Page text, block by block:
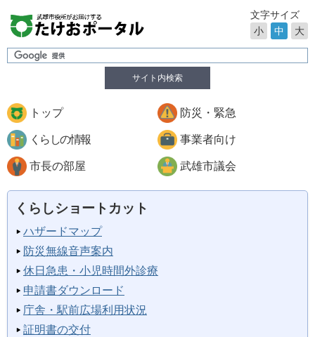
サイト内検索
文字サイズ
小
中 大
トップ 防災・緊急
くらしの情報 事業者向け
市長の部屋 武雄市議会
くらしショートカット
ハザードマップ
防災無線音声案内
休日急患・小児時間外診療
申請書ダウンロード
庁舎・駅前広場利用状況
証明書の交付